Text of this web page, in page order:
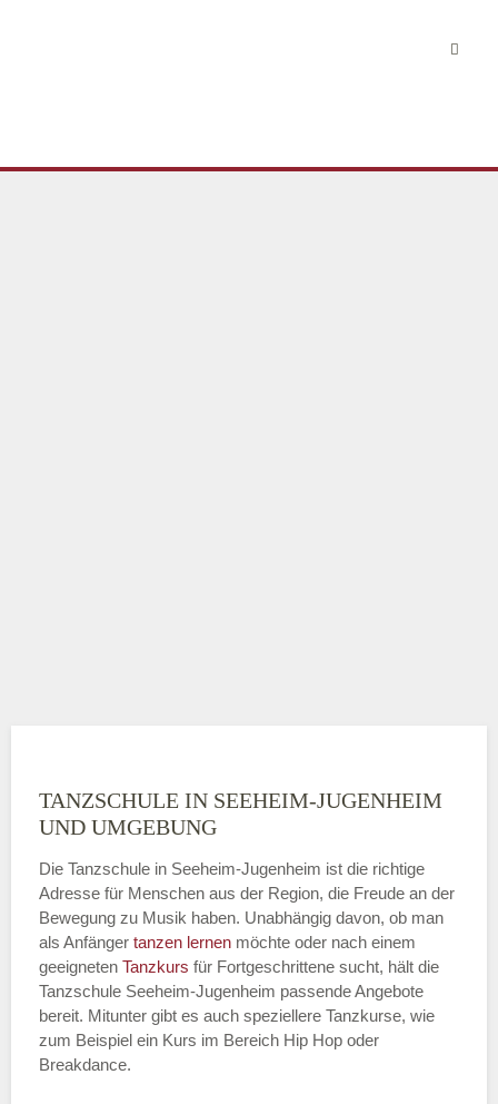
TANZSCHULE IN SEEHEIM-JUGENHEIM
UND UMGEBUNG
Die Tanzschule in Seeheim-Jugenheim ist die richtige
Adresse für Menschen aus der Region, die Freude an der
Bewegung zu Musik haben. Unabhängig davon, ob man
als Anfänger tanzen lernen möchte oder nach einem
geeigneten Tanzkurs für Fortgeschrittene sucht, hält die
Tanzschule Seeheim-Jugenheim passende Angebote
bereit. Mitunter gibt es auch speziellere Tanzkurse, wie
zum Beispiel ein Kurs im Bereich Hip Hop oder
Breakdance.